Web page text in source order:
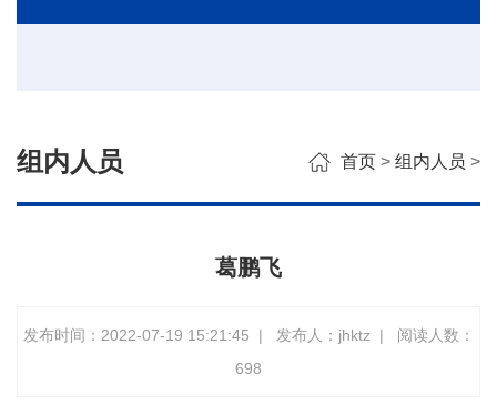
组内人员 首页 > 组内人员 >
葛鹏飞
发布时间：2022-07-19 15:21:45 | 发布人：jhktz | 阅读人数：
698